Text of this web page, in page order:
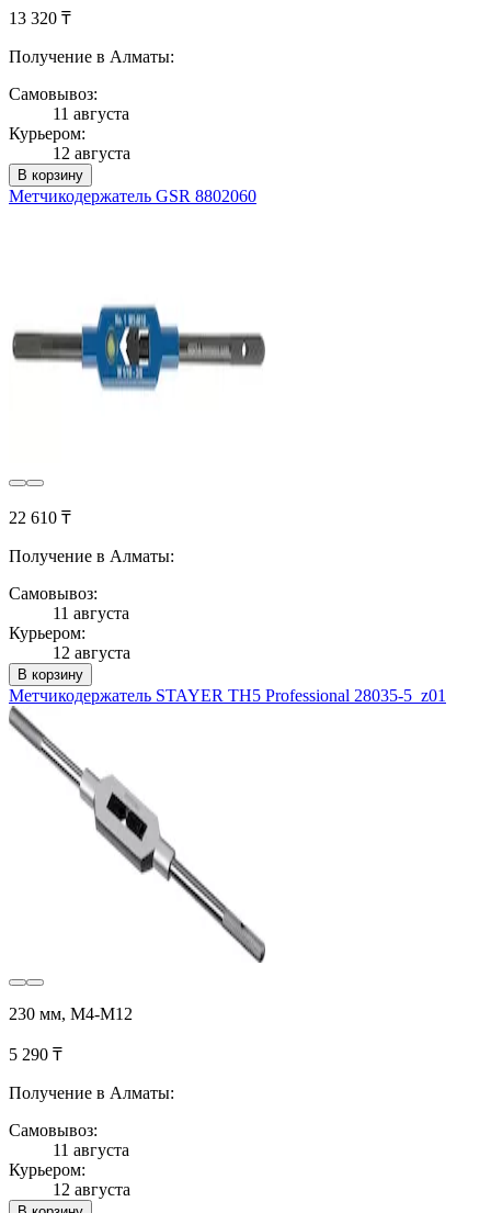
13 320 ₸
Получение в Алматы:
Самовывоз:
11 августа
Курьером:
12 августа
В корзину
Метчикодержатель GSR 8802060
22 610 ₸
Получение в Алматы:
Самовывоз:
11 августа
Курьером:
12 августа
В корзину
Метчикодержатель STAYER TH5 Professional 28035-5_z01
230 мм, М4-М12
5 290 ₸
Получение в Алматы:
Самовывоз:
11 августа
Курьером:
12 августа